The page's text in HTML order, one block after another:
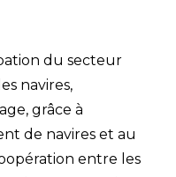
du secteur
navires,
grâce à
de navires et au
entre les